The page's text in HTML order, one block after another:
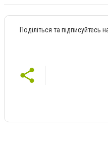
Поділіться та підписуйтесь